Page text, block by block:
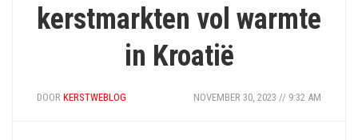
kerstmarkten vol warmte
in Kroatië
DOOR KERSTWEBLOG NOVEMBER 30, 2023 // 9:32 AM